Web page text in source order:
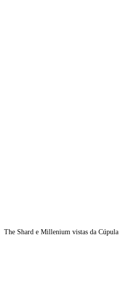
The Shard e Millenium vistas da Cúpula